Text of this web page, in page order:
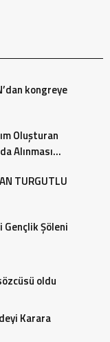
kongreye
Oluşturan
Alınması
TURGUTLU
Şöleni
oldu
Karara